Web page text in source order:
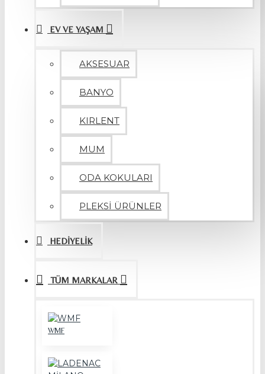
EV VE YAŞAM
AKSESUAR
BANYO
KIRLENT
MUM
ODA KOKULARI
PLEKSİ ÜRÜNLER
HEDİYELİK
TÜM MARKALAR
WMF